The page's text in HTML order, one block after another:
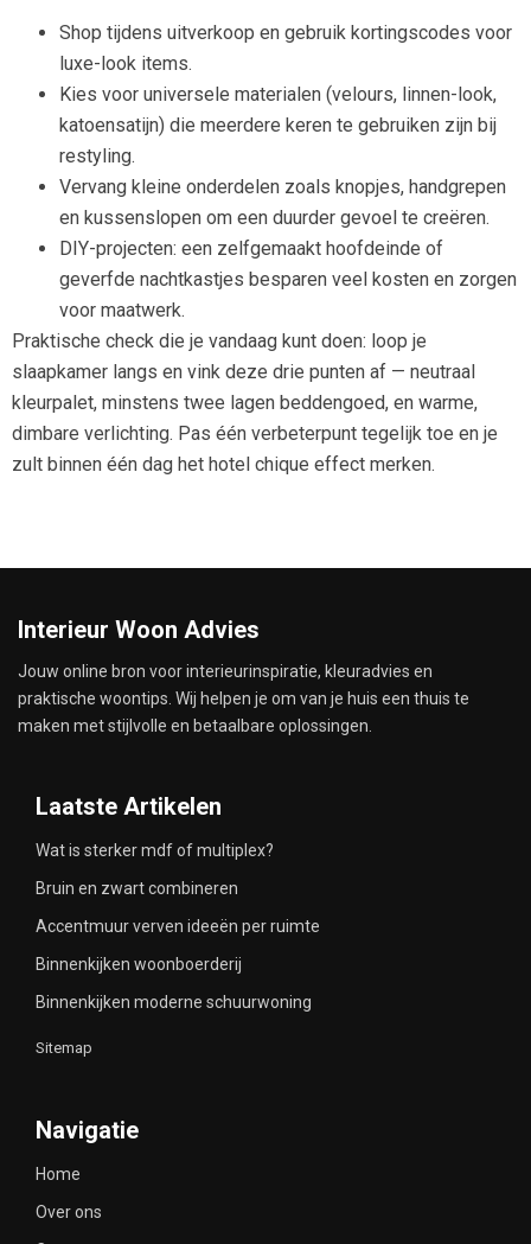
Shop tijdens uitverkoop en gebruik kortingscodes voor
luxe-look items.
Kies voor universele materialen (velours, linnen-look,
katoensatijn) die meerdere keren te gebruiken zijn bij
restyling.
Vervang kleine onderdelen zoals knopjes, handgrepen
en kussenslopen om een duurder gevoel te creëren.
DIY-projecten: een zelfgemaakt hoofdeinde of
geverfde nachtkastjes besparen veel kosten en zorgen
voor maatwerk.
Praktische check die je vandaag kunt doen: loop je
slaapkamer langs en vink deze drie punten af — neutraal
kleurpalet, minstens twee lagen beddengoed, en warme,
dimbare verlichting. Pas één verbeterpunt tegelijk toe en je
zult binnen één dag het hotel chique effect merken.
Interieur Woon Advies
Jouw online bron voor interieurinspiratie, kleuradvies en
praktische woontips. Wij helpen je om van je huis een thuis te
maken met stijlvolle en betaalbare oplossingen.
Laatste Artikelen
Wat is sterker mdf of multiplex?
Bruin en zwart combineren
Accentmuur verven ideeën per ruimte
Binnenkijken woonboerderij
Binnenkijken moderne schuurwoning
Sitemap
Navigatie
Home
Over ons